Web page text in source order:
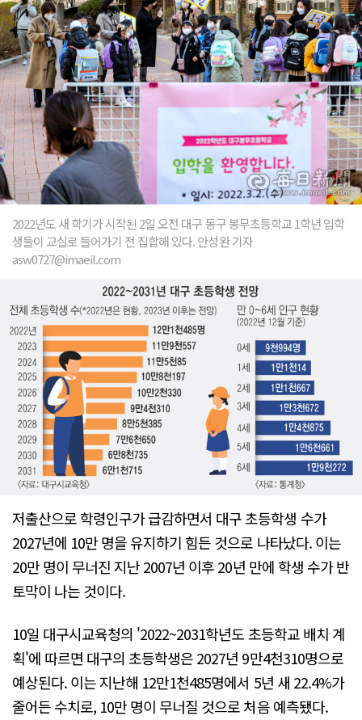
2022년도 새 학기가 시작된 2일 오전 대구 동구 봉무초등학교 1학년 입학
생들이 교실로 들어가기 전 집합해 있다. 안성완 기자
asw0727@imaeil.com
저출산으로 학령인구가 급감하면서 대구 초등학생 수가
2027년에 10만 명을 유지하기 힘든 것으로 나타났다. 이는
20만 명이 무너진 지난 2007년 이후 20년 만에 학생 수가 반
토막이 나는 것이다.
10일 대구시교육청의 '2022~2031학년도 초등학교 배치 계
획'에 따르면 대구의 초등학생은 2027년 9만4천310명으로
예상된다. 이는 지난해 12만1천485명에서 5년 새 22.4%가
줄어든 수치로, 10만 명이 무너질 것으로 처음 예측됐다.